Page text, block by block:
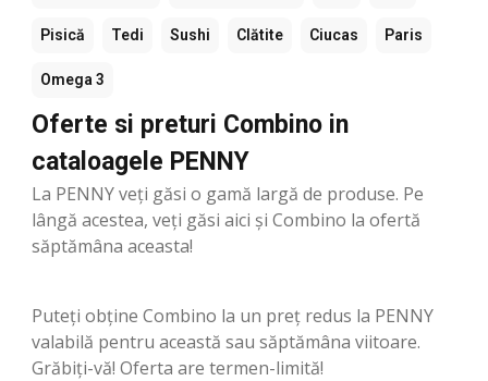
Pisică Tedi Sushi Clătite Ciucas Paris
Omega 3
Oferte si preturi Combino in
cataloagele PENNY
La PENNY veți găsi o gamă largă de produse. Pe
lângă acestea, veți găsi aici și Combino la ofertă
săptămâna aceasta!
Puteți obține Combino la un preț redus la PENNY
valabilă pentru această sau săptămâna viitoare.
Grăbiți-vă! Oferta are termen-limită!